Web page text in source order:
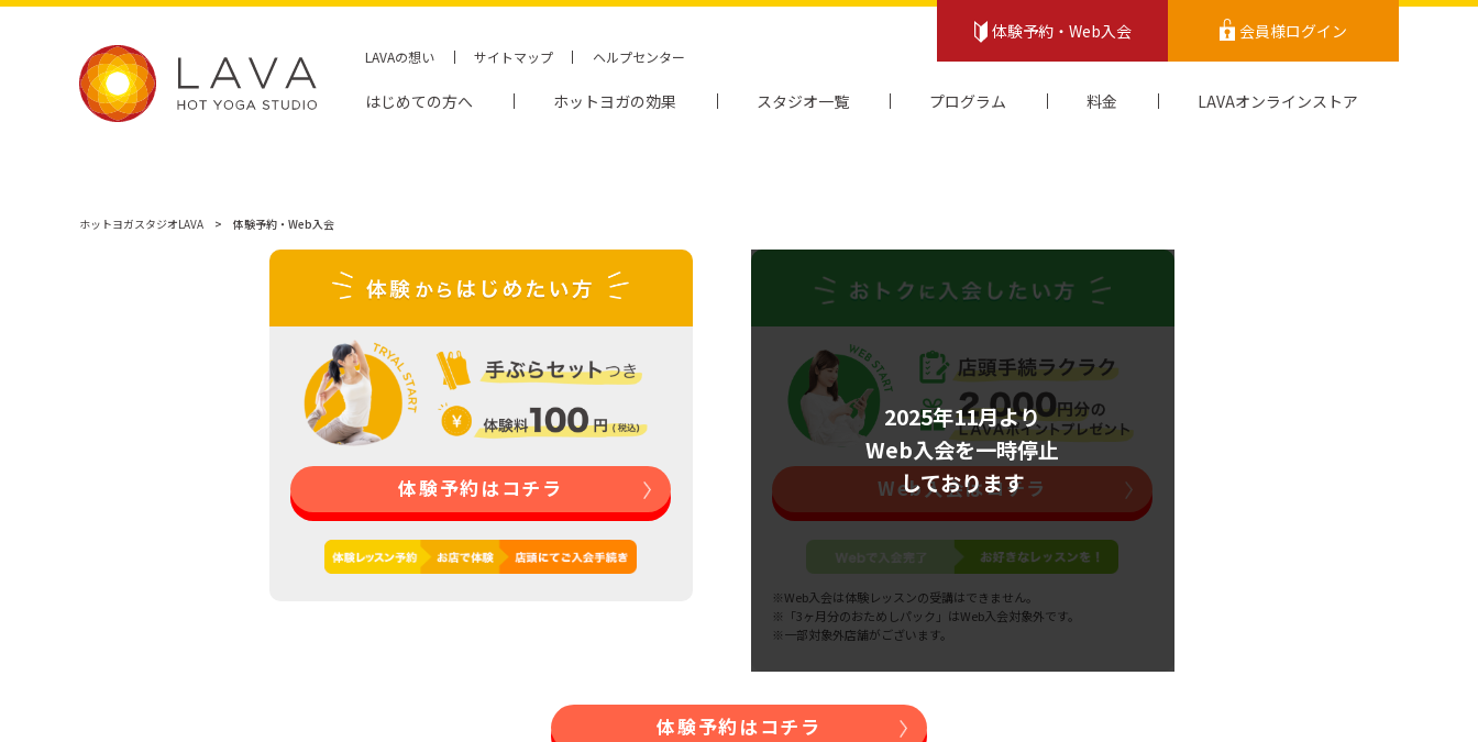
体験予約・Web入会 会員様ログイン
はじめての方へ ホットヨガの効果 スタジオ一覧 プログラム 料金 LAVAオンラインストア
LAVAの想い サイトマップ ヘルプセンター
ホットヨガスタジオLAVA 体験予約・Web入会
体験予約はコチラ Web入会はコチラ
※Web入会は体験レッスンの受講はできません。
※「3ヶ月分のおためしパック」はWeb入会対象外です。
※一部対象外店舗がございます。
2025年11月より
Web入会を一時停止
しております
体験予約はコチラ